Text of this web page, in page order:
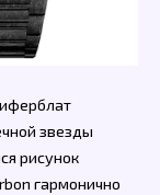
звезды
рисунок
гармонично